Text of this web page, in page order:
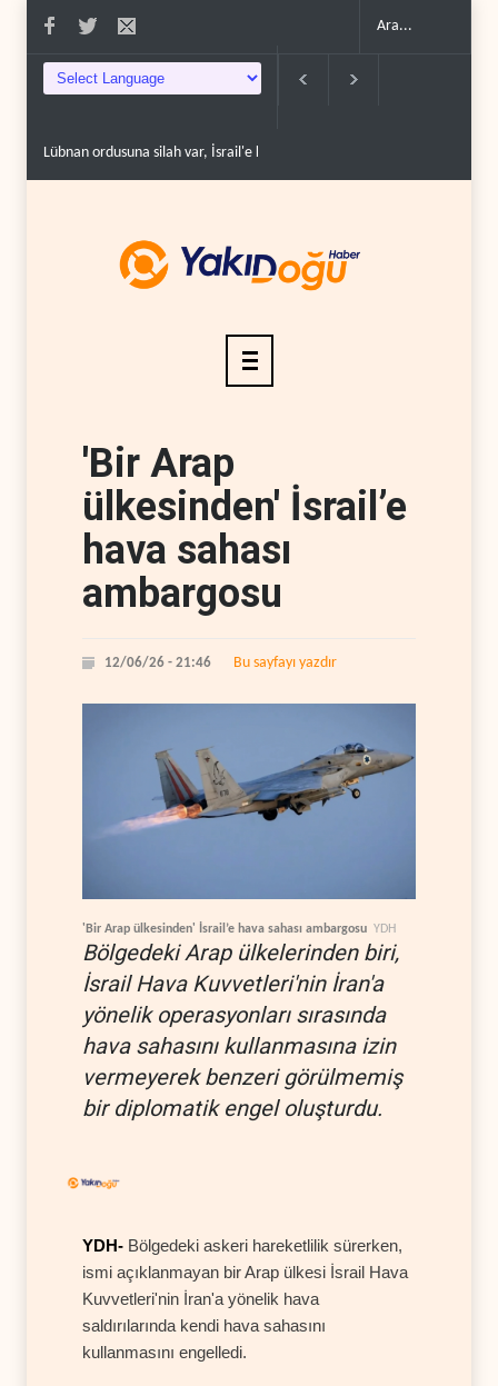
Lübnan ordusuna silah var, İsrail'e karşı caydırıcıl�..
'Bir Arap
ülkesinden' İsrail’e
hava sahası
ambargosu
12/06/26 - 21:46 Bu sayfayı yazdır
'Bir Arap ülkesinden' İsrail’e hava sahası ambargosu YDH
Bölgedeki Arap ülkelerinden biri,
İsrail Hava Kuvvetleri'nin İran'a
yönelik operasyonları sırasında
hava sahasını kullanmasına izin
vermeyerek benzeri görülmemiş
bir diplomatik engel oluşturdu.
YDH- Bölgedeki askeri hareketlilik sürerken,
ismi açıklanmayan bir Arap ülkesi İsrail Hava
Kuvvetleri'nin İran'a yönelik hava
saldırılarında kendi hava sahasını
kullanmasını engelledi.